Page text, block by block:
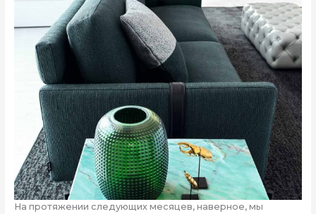
На протяжении следующих месяцев, наверное, мы